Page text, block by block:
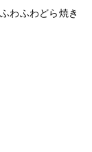
ふわふわどら焼き